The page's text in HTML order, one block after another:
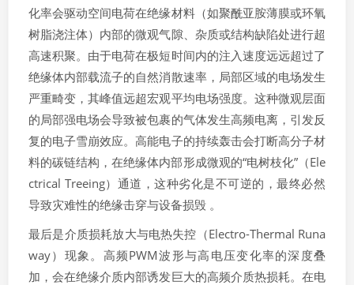
化率会驱动空间电荷在绝缘材料（如聚酰亚胺薄膜或环氧
树脂浇注体）内部的微观气隙、杂质或结构缺陷处进行超
高速积聚。由于电荷在极短时间内的注入速度远远超过了
绝缘体内部载流子的自然消散速率，局部区域的电场发生
严重畸变，其峰值远超宏观平均电场强度。这种微观层面
的局部强电场会导致被包裹的气体发生高频电离，引发反
复的电子雪崩效应。高能电子的持续轰击会打断高分子材
料的碳链结构，在绝缘体内部形成微观的“电树枝化”（Ele
ctrical Treeing）通道，这种劣化是不可逆的，最终必然
导致灾难性的绝缘击穿与设备损毁 。
最后是介质损耗放大与电热失控（Electro-Thermal Runa
way）现象。高频PWM波形与高电压变化率的深度叠
加，会在绝缘介质内部诱发巨大的高频介质热损耗。在电